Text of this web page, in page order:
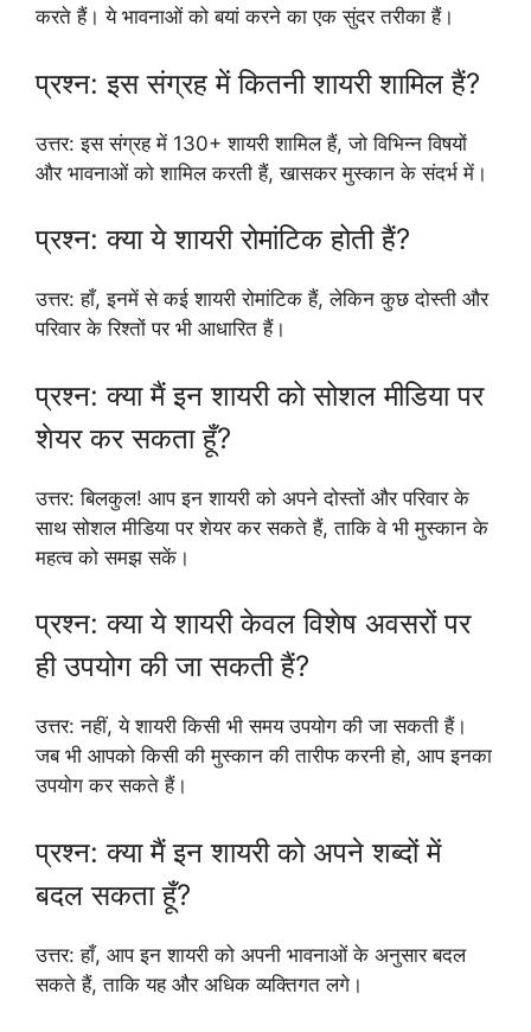
करते हैं। ये भावनाओं को बयां करने का एक सुंदर तरीका हैं।
प्रश्न: इस संग्रह में कितनी शायरी शामिल हैं?
उत्तर: इस संग्रह में 130+ शायरी शामिल हैं, जो विभिन्न विषयों
और भावनाओं को शामिल करती हैं, खासकर मुस्कान के संदर्भ में।
प्रश्न: क्या ये शायरी रोमांटिक होती हैं?
उत्तर: हाँ, इनमें से कई शायरी रोमांटिक हैं, लेकिन कुछ दोस्ती और
परिवार के रिश्तों पर भी आधारित हैं।
प्रश्न: क्या मैं इन शायरी को सोशल मीडिया पर
शेयर कर सकता हूँ?
उत्तर: बिलकुल! आप इन शायरी को अपने दोस्तों और परिवार के
साथ सोशल मीडिया पर शेयर कर सकते हैं, ताकि वे भी मुस्कान के
महत्व को समझ सकें।
प्रश्न: क्या ये शायरी केवल विशेष अवसरों पर
ही उपयोग की जा सकती हैं?
उत्तर: नहीं, ये शायरी किसी भी समय उपयोग की जा सकती हैं।
जब भी आपको किसी की मुस्कान की तारीफ करनी हो, आप इनका
उपयोग कर सकते हैं।
प्रश्न: क्या मैं इन शायरी को अपने शब्दों में
बदल सकता हूँ?
उत्तर: हाँ, आप इन शायरी को अपनी भावनाओं के अनुसार बदल
सकते हैं, ताकि यह और अधिक व्यक्तिगत लगे।